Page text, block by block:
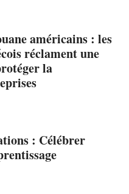
américains : les
réclament une
la
: Célébrer